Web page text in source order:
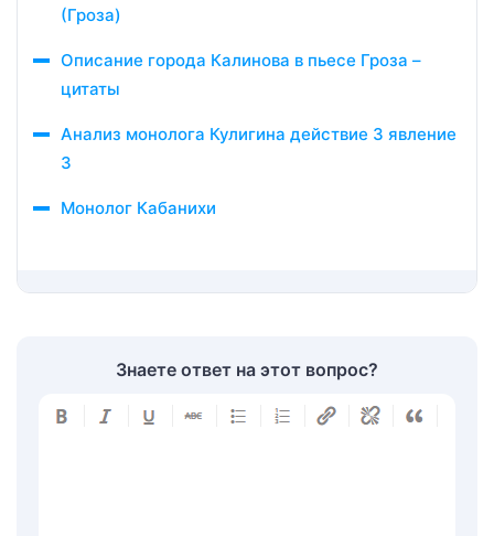
(Гроза)
Описание города Калинова в пьесе Гроза –
цитаты
Анализ монолога Кулигина действие 3 явление
3
Монолог Кабанихи
Знаете ответ на этот вопрос?